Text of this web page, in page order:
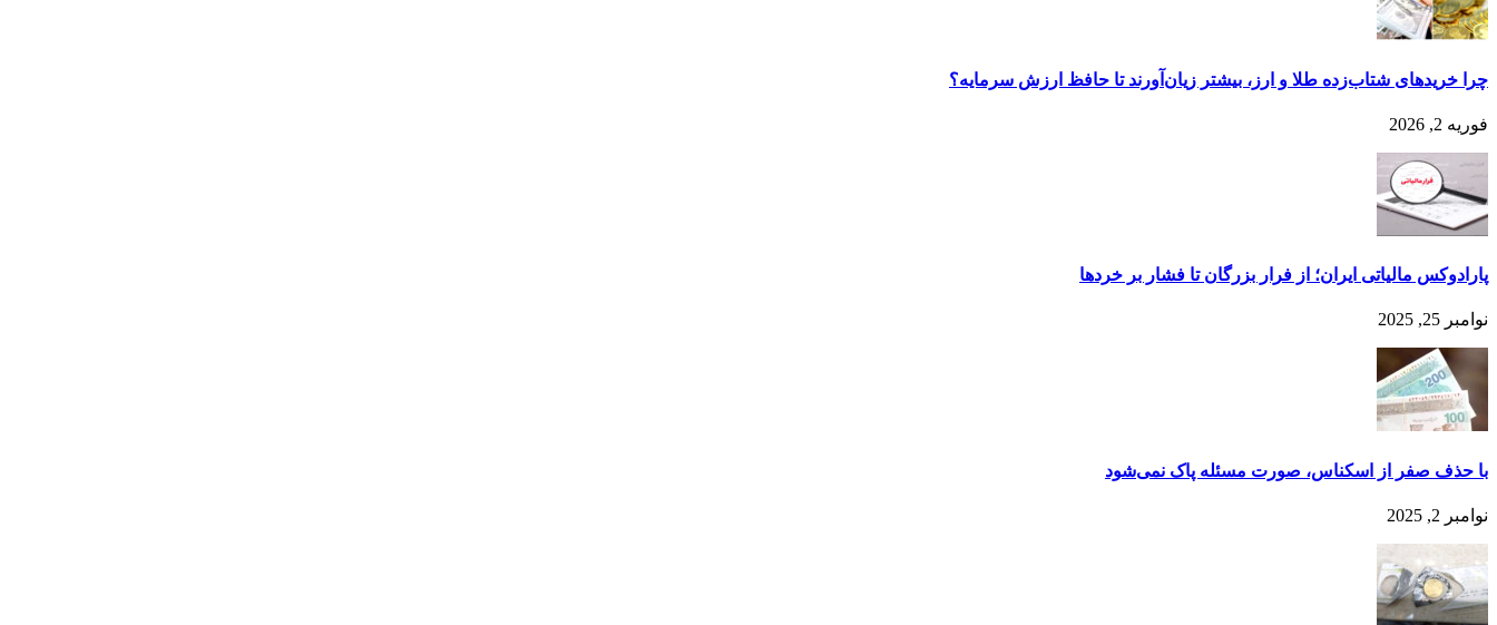
چرا خریدهای شتاب‌زده طلا و ارز، بیشتر زیان‌آورند تا حافظ ارزش سرمایه؟
فوریه 2, 2026
پارادوکس مالیاتی ایران؛ از فرار بزرگان تا فشار بر خردها
نوامبر 25, 2025
با حذف صفر از اسکناس، صورت مسئله پاک نمی‌شود
نوامبر 2, 2025